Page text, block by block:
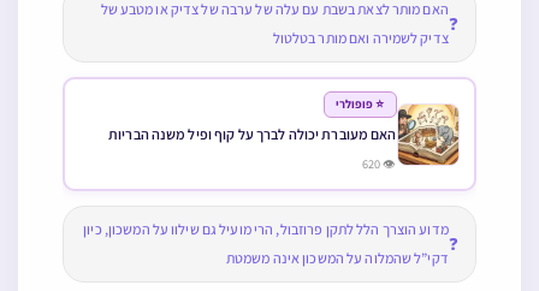
❓
האם מותר לצאת בשבת עם עלה של ערבה של צדיק או מטבע של
צדיק לשמירה ואם מותר בטלטול
⭐ פופולרי
האם מעוברת יכולה לברך על קוף ופיל משנה הבריות
👁 620
❓
מדוע הוצרך הלל לתקן פרוזבול, הרי מועיל גם שילוו על המשכון, כיון
דקי”ל שהמלוה על המשכון אינה משמטת